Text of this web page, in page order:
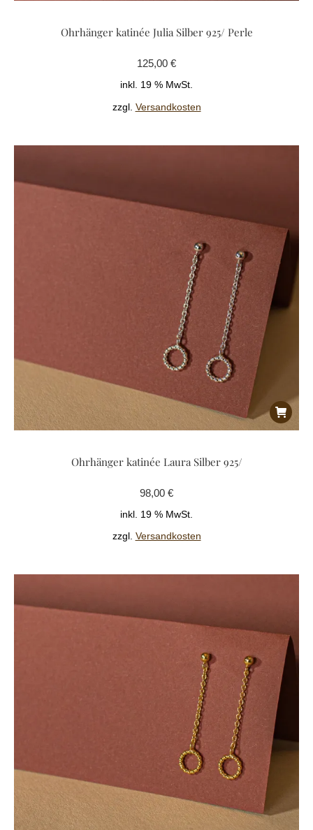
Ohrhänger katinée Julia Silber 925/ Perle
125,00 €
inkl. 19 % MwSt.
zzgl. Versandkosten
Ohrhänger katinée Laura Silber 925/
98,00 €
inkl. 19 % MwSt.
zzgl. Versandkosten